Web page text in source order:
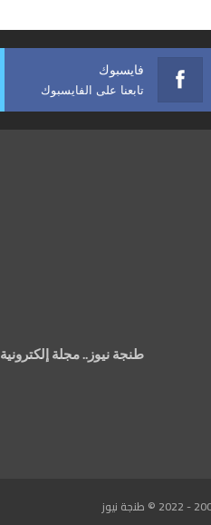
فايسبوك
تابعنا على الفايسبوك
طنجة نيوز.. مجلة